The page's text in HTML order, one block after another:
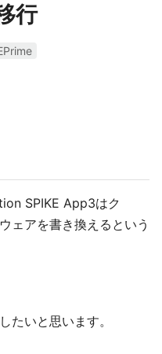
行
SPIKE App3はク
ェアを書き換えるという
たいと思います。